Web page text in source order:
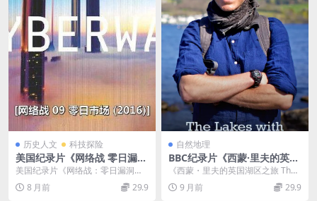
历史人文 科技探险
美国纪录片《网络战 零日漏洞
交易 Cyberwar: Zero Day M
arket 2016》MP4/243M 零
日漏洞网上交易内幕
美国纪录片《网络战：零日漏洞交
易》：揭秘网络安全暗处的 “定时炸
弹” 在当今数字...
8 月前 29.9
自然地理
BBC纪录片《西蒙·里夫的英国
湖区之旅 The Lakes with Si
mon Reeve 2021》第一季全
3集 英语中英双字 1080P/MK
《西蒙・里夫的英国湖区之旅 The
Lakes with Simon Reeve...
9 月前 29.9